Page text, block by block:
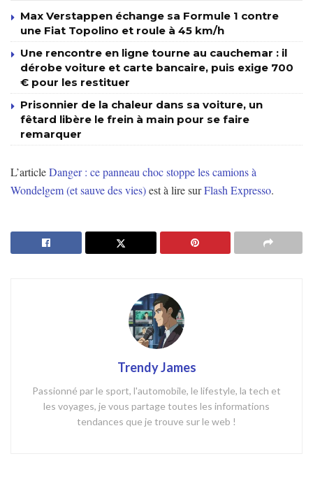
Max Verstappen échange sa Formule 1 contre
une Fiat Topolino et roule à 45 km/h
Une rencontre en ligne tourne au cauchemar : il
dérobe voiture et carte bancaire, puis exige 700
€ pour les restituer
Prisonnier de la chaleur dans sa voiture, un
fêtard libère le frein à main pour se faire
remarquer
L’articleDanger : ce panneau choc stoppe les camions à
Wondelgem (et sauve des vies)est à lire surFlash Expresso.
Trendy James
Passionné par le sport, l'automobile, le lifestyle, la tech et
les voyages, je vous partage toutes les informations
tendances que je trouve sur le web !